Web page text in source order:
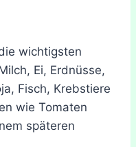
wichtigsten
Ei, Erdnüsse,
Fisch, Krebstiere
wie Tomaten
späteren